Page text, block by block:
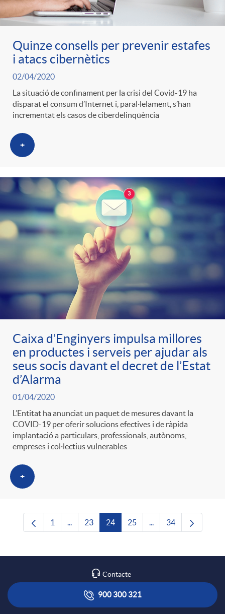
Quinze consells per prevenir estafes
i atacs cibernètics
02/04/2020
La situació de confinament per la crisi del Covid-19 ha
disparat el consum d’Internet i, paral·lelament, s’han
incrementat els casos de ciberdelinqüència
+
Caixa d’Enginyers impulsa millores
en productes i serveis per ajudar als
seus socis davant el decret de l’Estat
d’Alarma
01/04/2020
L’Entitat ha anunciat un paquet de mesures davant la
COVID-19 per oferir solucions efectives i de ràpida
implantació a particulars, professionals, autònoms,
empreses i col·lectius vulnerables
+
Pàgina
1 ...Pàgines intermèdies Utilitzeu TAB per
Pàgina
23 Pàgina
24 Pàgina
25 ...Pàgines intermèdies
Pàgina
34
Contacte
900 300 321